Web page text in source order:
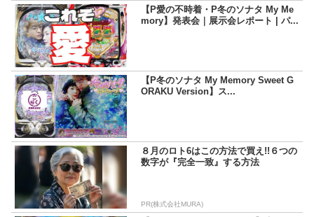
【P愛の不時着・P冬のソナタ My Me
mory】発表会｜展示会レポート | パ...
【P冬のソナタ My Memory Sweet G
ORAKU Version】ス...
８月のロト6はこの方法で買え!!６つの
数字が『完全一致』する方法
PR(株式会社MURA)